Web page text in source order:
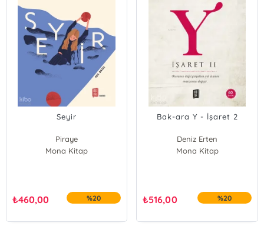
Seyir
Piraye
Mona Kitap
₺460,00 %20
Bak-ara Y - İşaret 2
Deniz Erten
Mona Kitap
₺516,00 %20